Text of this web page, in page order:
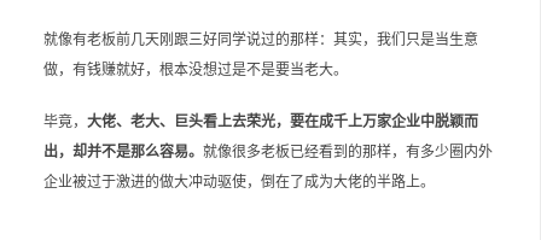
就像有老板前几天刚跟三好同学说过的那样：其实，我们只是当生意
做，有钱赚就好，根本没想过是不是要当老大。
毕竟， 大佬、老大、巨头看上去荣光，要在成千上万家企业中脱颖而
出，却并不是那么容易。 就像很多老板已经看到的那样，有多少圈内外
企业被过于激进的做大冲动驱使，倒在了成为大佬的半路上。